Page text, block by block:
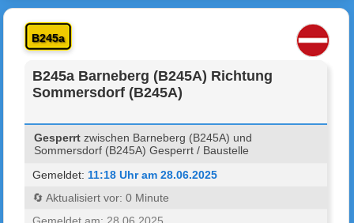
B245a
B245a Barneberg (B245A) Richtung
Sommersdorf (B245A)
Gesperrt zwischen Barneberg (B245A) und
Sommersdorf (B245A) Gesperrt / Baustelle
Gemeldet: 11:18 Uhr am 28.06.2025
🔄 Aktualisiert vor: 0 Minute